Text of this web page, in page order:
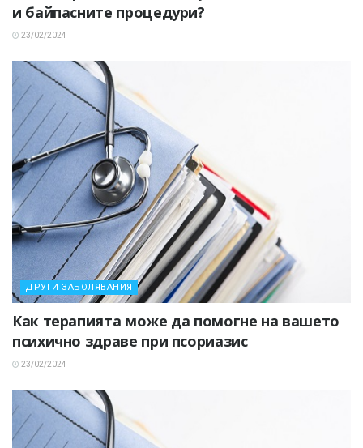
и байпасните процедури?
23/02/2024
ДРУГИ ЗАБОЛЯВАНИЯ
Как терапията може да помогне на вашето
психично здраве при псориазис
23/02/2024